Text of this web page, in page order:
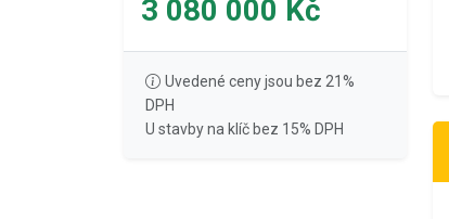
3 080 000 Kč
Uvedené ceny jsou bez 21%
DPH
U stavby na klíč bez 15% DPH